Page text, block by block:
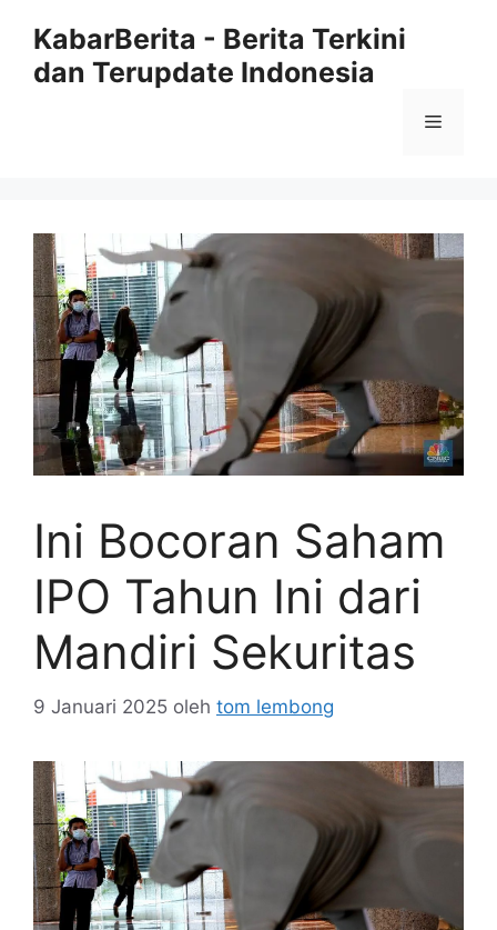
KabarBerita - Berita Terkini
dan Terupdate Indonesia
Menu
Ini Bocoran Saham
IPO Tahun Ini dari
Mandiri Sekuritas
9 Januari 2025 oleh tom lembong